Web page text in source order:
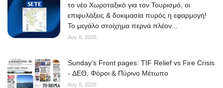
το νέο Χωροταξικό για τον Τουρισμό, οι
επιφυλάξεις & δοκιμασία πυρός η εφαρμογή!
Το μεγάλο στοίχημα περνά πλέον...
Αυγ 8, 2026
Sunday's Front pages: TIF Relief vs Fire Crisis
- ΔΕΘ, Φόροι & Πύρινο Μέτωπο
Αυγ 8, 2026